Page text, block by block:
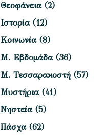
Θεοφάνεια(2)
Ιστορία(12)
Κοινωνία(8)
Μ. Εβδομάδα(36)
Μ. Τεσσαρακοστή (57)
Μυστήρια(41)
Νηστεία(5)
Πάσχα(62)